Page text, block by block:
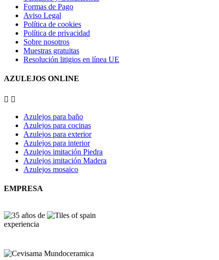
Formas de Pago
Aviso Legal
Política de cookies
Política de privacidad
Sobre nosotros
Muestras gratuitas
Resolución litigios en línea UE
AZULEJOS ONLINE
 
Azulejos para baño
Azulejos para cocinas
Azulejos para exterior
Azulejos para interior
Azulejos imitación Piedra
Azulejos imitación Madera
Azulejos mosaico
EMPRESA